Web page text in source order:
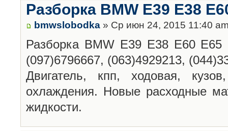
Разборка BMW E39 E38
bmwslobodka » Ср июн 24, 2015 11:40
Разборка BMW E39 E38 E60
(097)6796667, (063)4929213,
Двигатель, кпп, ходовая,
охлаждения. Новые расходные
жидкости.